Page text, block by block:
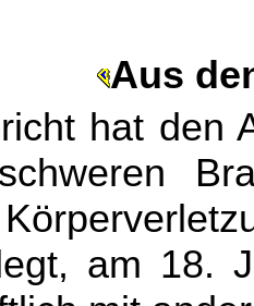
Aus
hat den
am 18.